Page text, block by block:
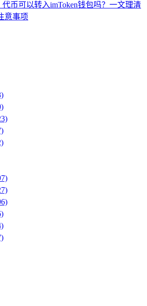
币可以转入imToken钱包吗？一文理清
意事项